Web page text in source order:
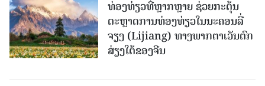
ທ່ອງທ່ຽວທີ່ຫຼາກຫຼາຍ ຊ່ວຍກະຕຸ້ນ
ຕະຫຼາດການທ່ອງທ່ຽວໃນນະຄອນລີ່
ຈຽງ (Lijiang) ທາງພາກຕາເວັນຕົກ
ສ່ຽງໃຕ້ຂອງຈີນ